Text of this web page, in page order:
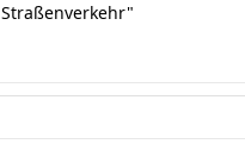
Straßenverkehr"